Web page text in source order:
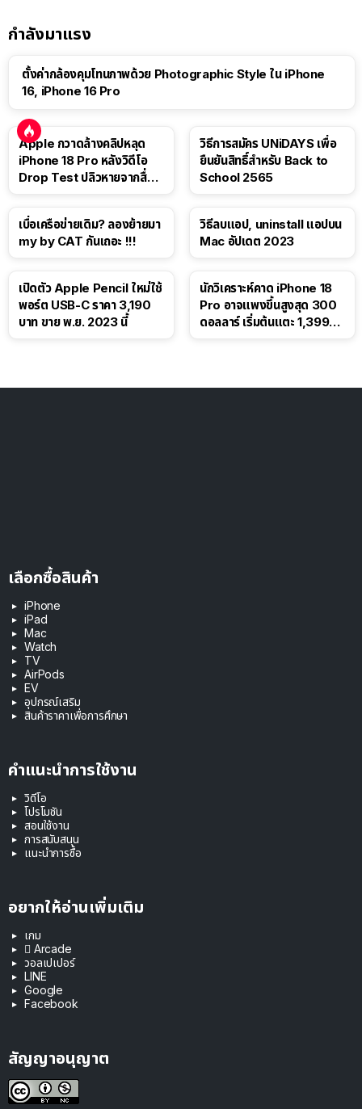
กำลังมาแรง
ตั้งค่ากล้องคุมโทนภาพด้วย Photographic Style ใน iPhone
16, iPhone 16 Pro
Apple กวาดล้างคลิปหลุด
iPhone 18 Pro หลังวิดีโอ
Drop Test ปลิวหายจากสื่อ
วิธีการสมัคร UNiDAYS เพื่อ
ยืนยันสิทธิ์สำหรับ Back to
School 2565
เบื่อเครือข่ายเดิม? ลองย้ายมา
my by CAT กันเถอะ !!!
วิธีลบแอป, uninstall แอปบน
Mac อัปเดต 2023
เปิดตัว Apple Pencil ใหม่ใช้
พอร์ต USB-C ราคา 3,190
บาท ขาย พ.ย. 2023 นี้
นักวิเคราะห์คาด iPhone 18
Pro อาจแพงขึ้นสูงสุด 300
ดอลลาร์ เริ่มต้นแตะ 1,399
เลือกซื้อสินค้า
iPhone
iPad
Mac
Watch
TV
AirPods
EV
อุปกรณ์เสริม
สินค้าราคาเพื่อการศึกษา
คำแนะนำการใช้งาน
วิดีโอ
โปรโมชัน
สอนใช้งาน
การสนับสนุน
แนะนำการซื้อ
อยากให้อ่านเพิ่มเติม
เกม
 Arcade
วอลเปเปอร์
LINE
Google
Facebook
สัญญาอนุญาต